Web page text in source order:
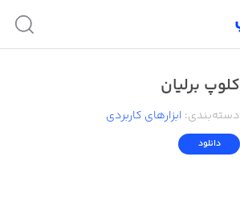
کلوپ برلیان
دسته‌بندی: ابزار‌های کاربردی
دانلود